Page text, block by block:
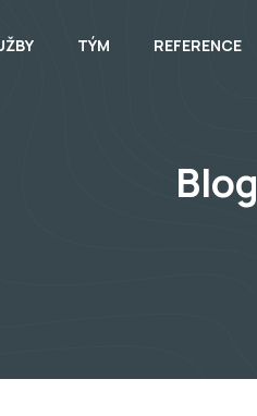
TÝM REFERENCE
Blog